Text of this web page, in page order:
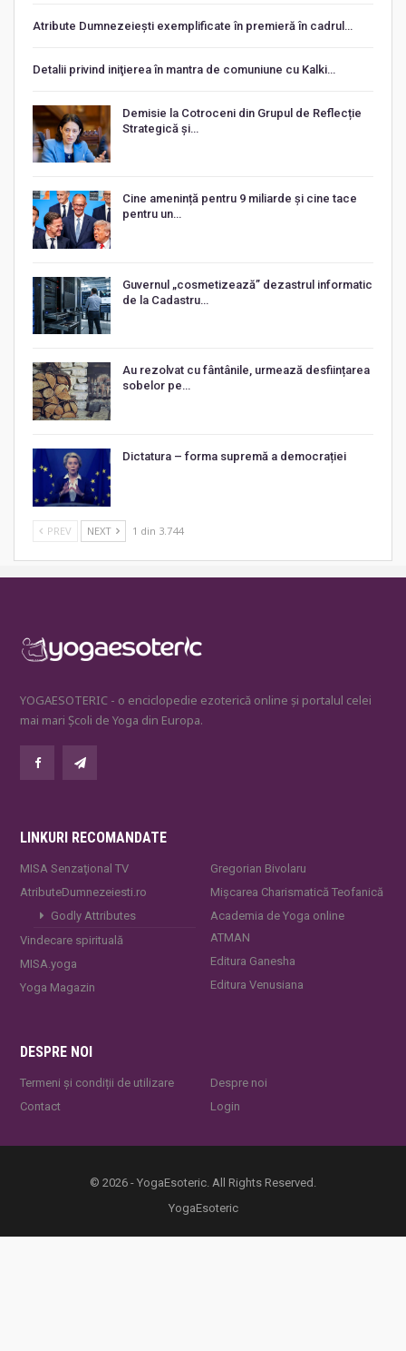
Atribute Dumnezeiești exemplificate în premieră în cadrul…
Detalii privind iniţierea în mantra de comuniune cu Kalki…
Demisie la Cotroceni din Grupul de Reflecție
Strategică și…
Cine amenință pentru 9 miliarde și cine tace
pentru un…
Guvernul „cosmetizează” dezastrul informatic
de la Cadastru…
Au rezolvat cu fântânile, urmează desființarea
sobelor pe…
Dictatura – forma supremă a democrației
PREV NEXT 1 din 3.744
YOGAESOTERIC - o enciclopedie ezoterică online și portalul celei
mai mari Școli de Yoga din Europa.
LINKURI RECOMANDATE
MISA Senzaţional TV
AtributeDumnezeiesti.ro
Godly Attributes
Vindecare spirituală
MISA.yoga
Yoga Magazin
Gregorian Bivolaru
Mișcarea Charismatică Teofanică
Academia de Yoga online
ATMAN
Editura Ganesha
Editura Venusiana
DESPRE NOI
Termeni și condiții de utilizare
Contact
Despre noi
Login
© 2026 - YogaEsoteric. All Rights Reserved.
YogaEsoteric